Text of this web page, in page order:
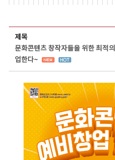
제목
문화콘텐츠 창작자들을 위한 최적
업한다~